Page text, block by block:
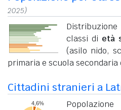
2025)
classi di età
(asilo nido,
primaria e scuola secondaria
Cittadini stranieri a